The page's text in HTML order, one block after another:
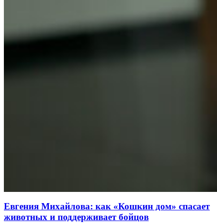
Евгения Михайлова: как «Кошкин дом» спасает
животных и поддерживает бойцов